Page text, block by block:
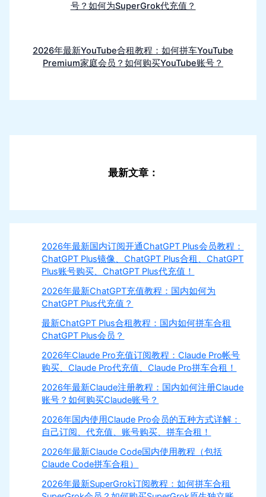
号？如何为SuperGrok代充值？
2026年最新YouTube合租教程：如何拼车YouTube
Premium家庭会员？如何购买YouTube账号？
最新文章：
2026年最新国内订阅开通ChatGPT Plus会员教程：
ChatGPT Plus镜像、ChatGPT Plus合租、ChatGPT
Plus账号购买、ChatGPT Plus代充值！
2026年最新ChatGPT充值教程：国内如何为
ChatGPT Plus代充值？
最新ChatGPT Plus合租教程：国内如何拼车合租
ChatGPT Plus会员？
2026年Claude Pro充值订阅教程：Claude Pro帐号
购买、Claude Pro代充值、Claude Pro拼车合租！
2026年最新Claude注册教程：国内如何注册Claude
账号？如何购买Claude账号？
2026年国内使用Claude Pro会员的五种方式详解：
自己订阅、代充值、账号购买、拼车合租！
2026年最新Claude Code国内使用教程（包括
Claude Code拼车合租）
2026年最新SuperGrok订阅教程：如何拼车合租